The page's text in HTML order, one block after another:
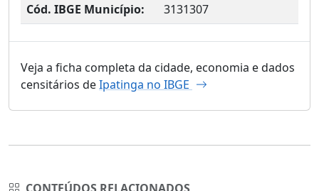
Cód. IBGE Município: 3131307
Veja a ficha completa da cidade, economia e dados
censitários deIpatinga no IBGE